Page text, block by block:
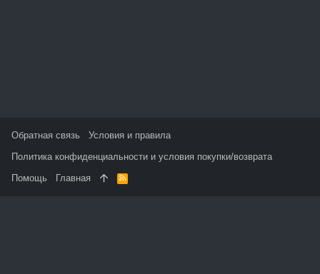
Обратная связь
Условия и правила
Политика конфиденциальности и условия покупки/возврата
Помощь
Главная
R